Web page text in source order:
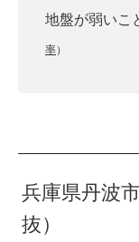
地盤が弱いこ
率）
兵庫県丹波
抜）